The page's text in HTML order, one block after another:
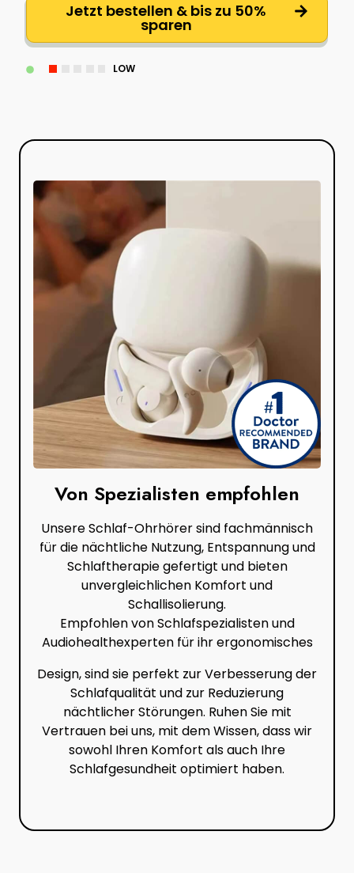
Jetzt bestellen & bis zu 50%
sparen
LOW
Von Spezialisten empfohlen
Unsere Schlaf-Ohrhörer sind fachmännisch
für die nächtliche Nutzung, Entspannung und
Schlaftherapie gefertigt und bieten
unvergleichlichen Komfort und
Schallisolierung.
Empfohlen von Schlafspezialisten und
Audiohealthexperten für ihr ergonomisches
Design, sind sie perfekt zur Verbesserung der
Schlafqualität und zur Reduzierung
nächtlicher Störungen. Ruhen Sie mit
Vertrauen bei uns, mit dem Wissen, dass wir
sowohl Ihren Komfort als auch Ihre
Schlafgesundheit optimiert haben.